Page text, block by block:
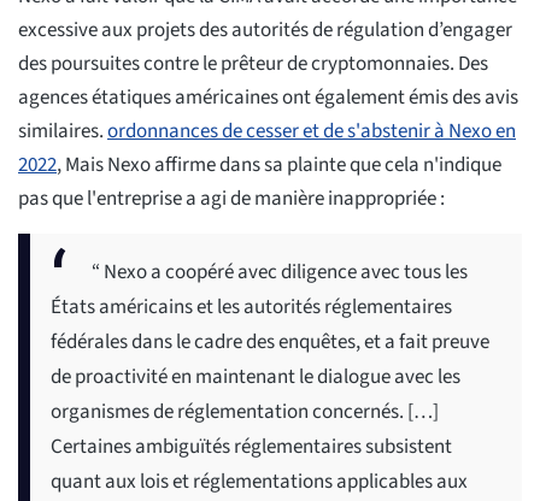
excessive aux projets des autorités de régulation d’engager
des poursuites contre le prêteur de cryptomonnaies. Des
agences étatiques américaines ont également émis des avis
similaires.ordonnances de cesser et de s'abstenir à Nexo en
2022, Mais Nexo affirme dans sa plainte que cela n'indique
pas que l'entreprise a agi de manière inappropriée :
“ Nexo a coopéré avec diligence avec tous les
États américains et les autorités réglementaires
fédérales dans le cadre des enquêtes, et a fait preuve
de proactivité en maintenant le dialogue avec les
organismes de réglementation concernés. […]
Certaines ambiguïtés réglementaires subsistent
quant aux lois et réglementations applicables aux